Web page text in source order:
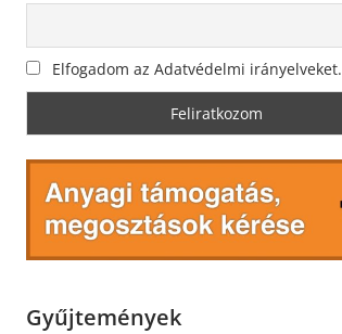
Elfogadom az Adatvédelmi irányelveket.
Gyűjtemények